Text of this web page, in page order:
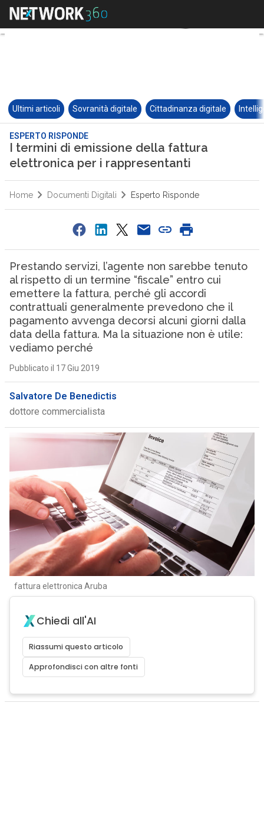
Ultimi articoli Sovranità digitale Cittadinanza digitale
ESPERTO RISPONDE
I termini di emissione della fattura
elettronica per i rappresentanti
Home Documenti Digitali Esperto Risponde
Prestando servizi, l’agente non sarebbe tenuto
al rispetto di un termine “fiscale” entro cui
emettere la fattura, perché gli accordi
contrattuali generalmente prevedono che il
pagamento avvenga decorsi alcuni giorni dalla
data della fattura. Ma la situazione non è utile:
vediamo perché
Pubblicato il 17 Giu 2019
Salvatore De Benedictis
dottore commercialista
fattura elettronica Aruba
Chiedi all'AI
Riassumi questo articolo
Approfondisci con altre fonti